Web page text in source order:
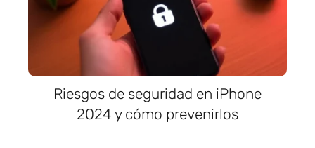
Riesgos de seguridad en iPhone
2024 y cómo prevenirlos